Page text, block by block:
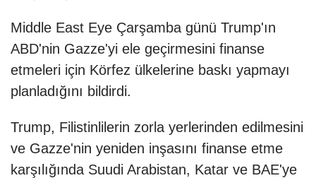
Middle East Eye Çarşamba günü Trump'ın
ABD'nin Gazze'yi ele geçirmesini finanse
etmeleri için Körfez ülkelerine baskı yapmayı
planladığını bildirdi.
Trump, Filistinlilerin zorla yerlerinden edilmesini
ve Gazze'nin yeniden inşasını finanse etme
karşılığında Suudi Arabistan, Katar ve BAE'ye